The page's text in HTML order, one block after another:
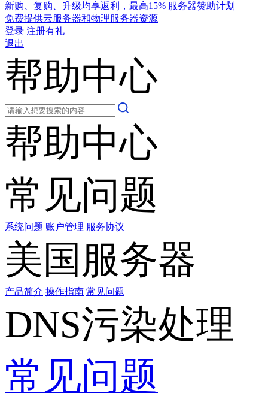
新购、复购、升级均享返利，最高15% 服务器赞助计划
免费提供云服务器和物理服务器资源
登录 注册有礼
退出
帮助中心
帮助中心
常见问题
系统问题 账户管理 服务协议
美国服务器
产品简介 操作指南 常见问题
DNS污染处理
常见问题